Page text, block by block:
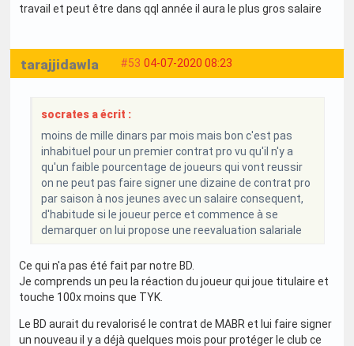
travail et peut être dans qql année il aura le plus gros salaire
#53 04-07-2020 08:23
tarajjidawla
socrates a écrit :
moins de mille dinars par mois mais bon c'est pas
inhabituel pour un premier contrat pro vu qu'il n'y a
qu'un faible pourcentage de joueurs qui vont reussir
on ne peut pas faire signer une dizaine de contrat pro
par saison à nos jeunes avec un salaire consequent,
d'habitude si le joueur perce et commence à se
demarquer on lui propose une reevaluation salariale
Ce qui n'a pas été fait par notre BD.
Je comprends un peu la réaction du joueur qui joue titulaire et
touche 100x moins que TYK.
Le BD aurait du revalorisé le contrat de MABR et lui faire signer
un nouveau il y a déjà quelques mois pour protéger le club ce